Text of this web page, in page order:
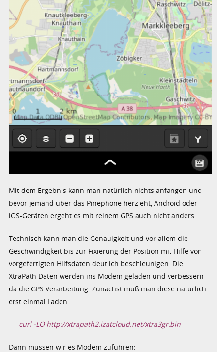
Mit dem Ergebnis kann man natürlich nichts anfangen und
bevor jemand über das Pinephone herzieht, Android oder
iOS-Geräten ergeht es mit reinem GPS auch nicht anders.
Technisch kann man die Genauigkeit und vor allem die
Geschwindigkeit bis zur Fixierung der Position mit Hilfe von
vorgefertigten Hilfsdaten deutlich beschleunigen. Die
XtraPath Daten werden ins Modem geladen und verbessern
da die GPS Verarbeitung. Zunächst muß man diese natürlich
erst einmal Laden:
curl -LO http://xtrapath2.izatcloud.net/xtra3gr.bin
Dann müssen wir es Modem zuführen: